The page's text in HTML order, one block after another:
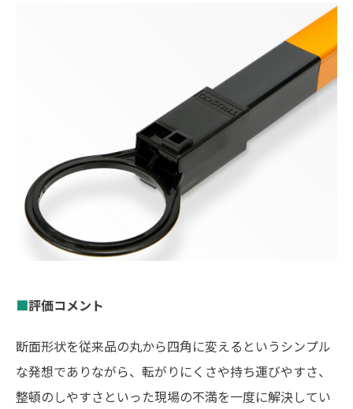
■評価コメント
断面形状を従来品の丸から四角に変えるというシンプル
な発想でありながら、転がりにくさや持ち運びやすさ、
整頓のしやすさといった現場の不満を一度に解決してい